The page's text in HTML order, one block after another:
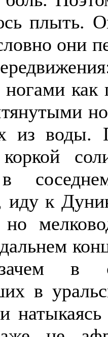
плыть.
они
из воды.
коркой
иду к
в
в
и